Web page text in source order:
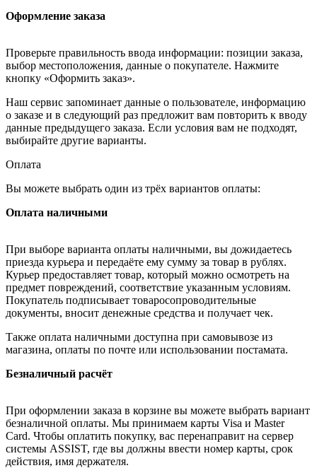
Оформление заказа
Проверьте правильность ввода информации: позиции заказа,
выбор местоположения, данные о покупателе. Нажмите
кнопку «Оформить заказ».
Наш сервис запоминает данные о пользователе, информацию
о заказе и в следующий раз предложит вам повторить к вводу
данные предыдущего заказа. Если условия вам не подходят,
выбирайте другие варианты.
Оплата
Вы можете выбрать один из трёх вариантов оплаты:
Оплата наличными
При выборе варианта оплаты наличными, вы дожидаетесь
приезда курьера и передаёте ему сумму за товар в рублях.
Курьер предоставляет товар, который можно осмотреть на
предмет повреждений, соответствие указанным условиям.
Покупатель подписывает товаросопроводительные
документы, вносит денежные средства и получает чек.
Также оплата наличными доступна при самовывозе из
магазина, оплаты по почте или использовании постамата.
Безналичный расчёт
При оформлении заказа в корзине вы можете выбрать вариант
безналичной оплаты. Мы принимаем карты Visa и Master
Card. Чтобы оплатить покупку, вас перенаправит на сервер
системы ASSIST, где вы должны ввести номер карты, срок
действия, имя держателя.